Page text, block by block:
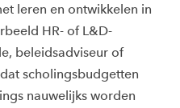
leren en ontwikkelen in
HR- of L&D-
beleidsadviseur of
scholingsbudgetten
nauwelijks worden